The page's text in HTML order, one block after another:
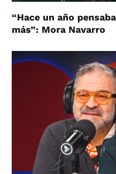
“Hace un año
más”: Mora Navarro